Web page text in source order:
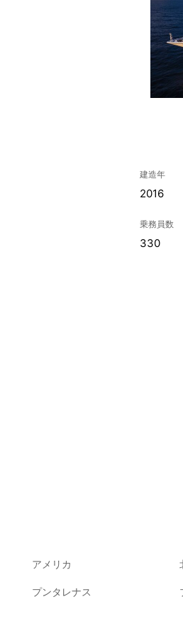
建造年
2016
乗務員数
330
アメリカ
プンタレナス